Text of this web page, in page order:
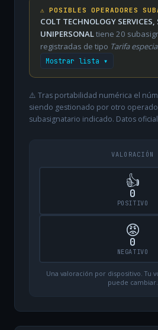
⚠️ POSIBLES OPERADORES
COLT TECHNOLOGY SERVICES,
UNIPERSONALtiene 20
registradas de tipo Tarifa
Mostrar lista ▾
⚠️ Tras portabilidad numérica el
siendo gestionado por otro
subasignatario indicado. Datos
VALORACIÓN
👍
0
POSITIVO
😡
0
NEGATIVO
Una valoración por dispositivo. Tu
puede cambiar.